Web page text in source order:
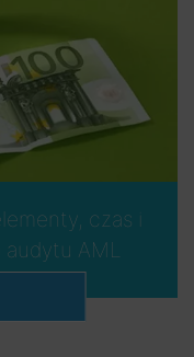
czas i
AML